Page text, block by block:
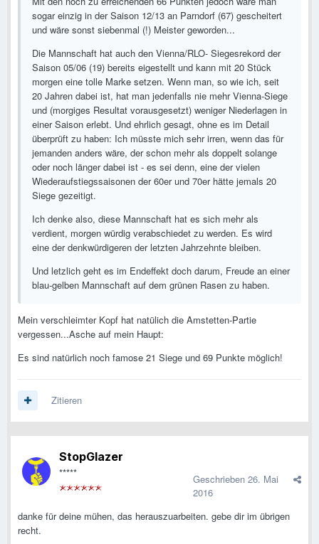
sogar einzig in der Saison 12/13 an Parndorf (67) gescheitert
und wäre sonst siebenmal (!) Meister geworden...
Die Mannschaft hat auch den Vienna/RLO- Siegesrekord der
Saison 05/06 (19) bereits eigestellt und kann mit 20 Stück
morgen eine tolle Marke setzen. Wenn man, so wie ich, seit
20 Jahren dabei ist, hat man jedenfalls nie mehr Vienna-Siege
und (morgiges Resultat vorausgesetzt) weniger Niederlagen in
einer Saison erlebt. Und ehrlich gesagt, ohne es im Detail
überprüft zu haben: Ich müsste mich sehr irren, wenn das für
jemanden anders wäre, der schon mehr als doppelt solange
oder noch länger dabei ist - es sei denn, eine der vielen
Wiederaufstiegssaisonen der 60er und 70er hätte jemals 20
Siege gezeitigt.
Ich denke also, diese Mannschaft hat es sich mehr als
verdient, morgen würdig verabschiedet zu werden. Es wird
eine der denkwürdigeren der letzten Jahrzehnte bleiben.
Und letzlich geht es im Endeffekt doch darum, Freude an einer
blau-gelben Mannschaft auf dem grünen Rasen zu haben.
Mein verschleimter Kopf hat natülich die Amstetten-Partie
vergessen...Asche auf mein Haupt:
Es sind natürlich noch famose 21 Siege und 69 Punkte möglich!
Zitieren
StopGlazer
***** Geschrieben 26. Mai
2016
danke für deine mühen, das herauszuarbeiten. gebe dir im übrigen
recht.